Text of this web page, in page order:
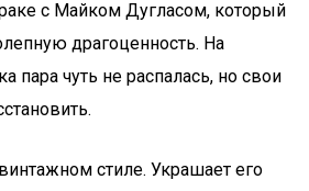
с Майком Дугласом, который
драгоценность. На
пара чуть не распалась, но свои
стиле. Украшает его